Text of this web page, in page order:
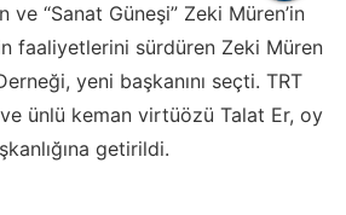
ve “Sanat Güneşi” Zeki Müren’in
faaliyetlerini sürdüren Zeki Müren
, yeni başkanını seçti. TRT
ve ünlü keman virtüözü Talat Er, oy
getirildi.